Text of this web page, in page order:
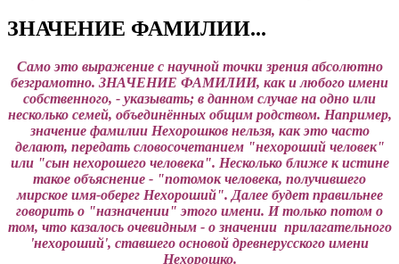
ЗНАЧЕНИЕ ФАМИЛИИ...
Само это выражение с научной точки зрения абсолютно
безграмотно. ЗНАЧЕНИЕ ФАМИЛИИ, как и любого имени
собственного, - указывать; в данном случае на одно или
несколько семей, объединённых общим родством. Например,
значение фамилии Нехорошков нельзя, как это часто
делают, передать словосочетанием "нехороший человек"
или "сын нехорошего человека". Несколько ближе к истине
такое объяснение - "потомок человека, получившего
мирское имя-оберег Нехороший". Далее будет правильнее
говорить о "назначении" этого имени. И только потом о
том, что казалось очевидным - о значении прилагательного
'нехороший', ставшего основой древнерусского имени
Нехорошко.